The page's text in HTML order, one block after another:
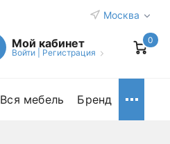
Москва
Мой кабинет
Войти| Регистрация
0
Вся мебель Бренд